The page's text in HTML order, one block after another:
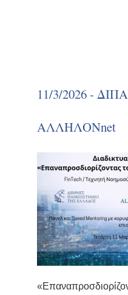
11/3/2026 -
ΑΛΛΗΛΟΝnet